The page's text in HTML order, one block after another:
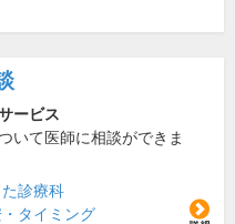
ービス
いて医師に相談ができま
診療科
タイミング